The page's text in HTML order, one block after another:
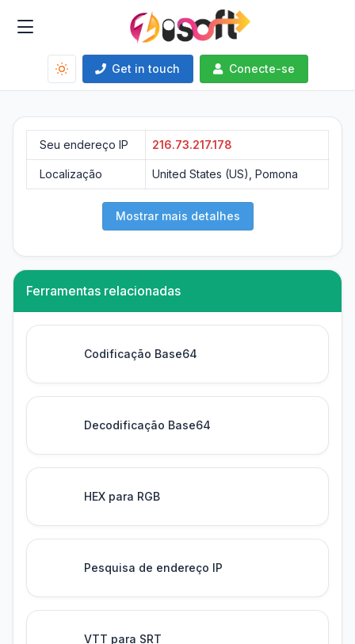
Get in touch Conecte-se
Seu endereço IP 216.73.217.178
Localização United States (US), Pomona
Mostrar mais detalhes
Ferramentas relacionadas
Codificação Base64
Decodificação Base64
HEX para RGB
Pesquisa de endereço IP
VTT para SRT